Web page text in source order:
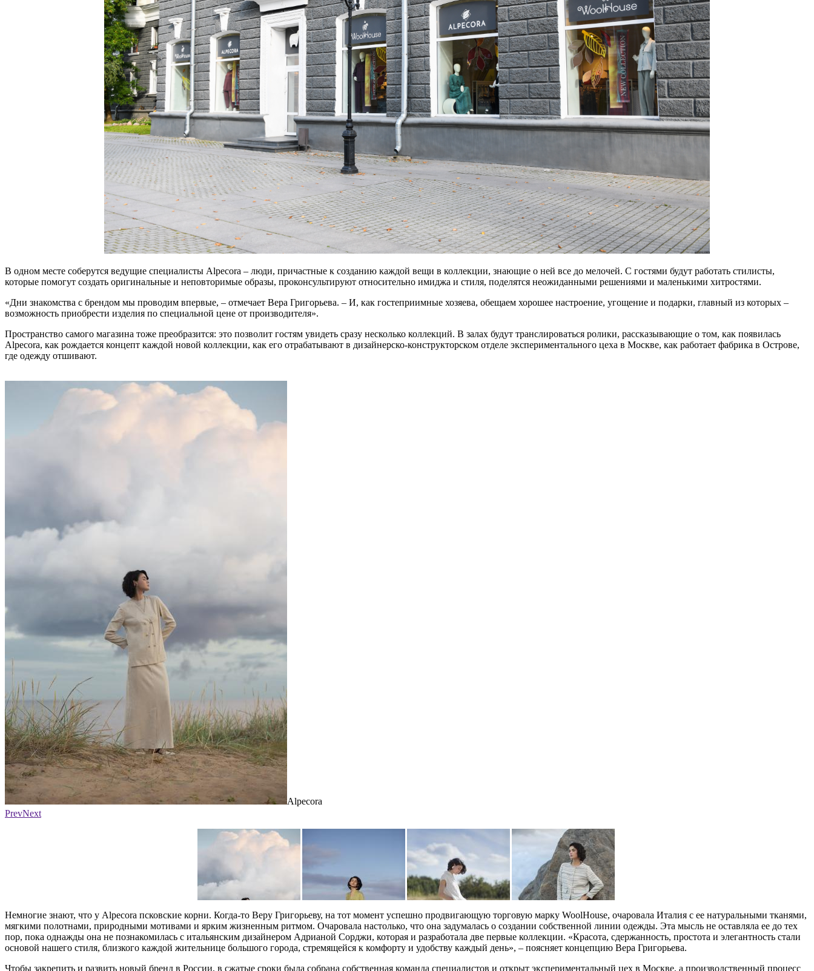
В одном месте соберутся ведущие специалисты Alpecora – люди, причастные к созданию каждой вещи в коллекции, знающие о ней все до мелочей. С гостями будут работать стилисты,
которые помогут создать оригинальные и неповторимые образы, проконсультируют относительно имиджа и стиля, поделятся неожиданными решениями и маленькими хитростями.
«Дни знакомства с брендом мы проводим впервые, – отмечает Вера Григорьева. – И, как гостеприимные хозяева, обещаем хорошее настроение, угощение и подарки, главный из которых –
возможность приобрести изделия по специальной цене от производителя».
Пространство самого магазина тоже преобразится: это позволит гостям увидеть сразу несколько коллекций. В залах будут транслироваться ролики, рассказывающие о том, как появилась
Alpecora, как рождается концепт каждой новой коллекции, как его отрабатывают в дизайнерско-конструкторском отделе экспериментального цеха в Москве, как работает фабрика в Острове,
где одежду отшивают.
Alpecora
Фото: Alpecora
PrevNext
Немногие знают, что у Alpecora псковские корни. Когда-то Веру Григорьеву, на тот момент успешно продвигающую торговую марку WoolHouse, очаровала Италия с ее натуральными тканями,
мягкими полотнами, природными мотивами и ярким жизненным ритмом. Очаровала настолько, что она задумалась о создании собственной линии одежды. Эта мысль не оставляла ее до тех
пор, пока однажды она не познакомилась с итальянским дизайнером Адрианой Сорджи, которая и разработала две первые коллекции. «Красота, сдержанность, простота и элегантность стали
основой нашего стиля, близкого каждой жительнице большого города, стремящейся к комфорту и удобству каждый день», – поясняет концепцию Вера Григорьева.
Чтобы закрепить и развить новый бренд в России, в сжатые сроки была собрана собственная команда специалистов и открыт экспериментальный цех в Москве, а производственный процесс